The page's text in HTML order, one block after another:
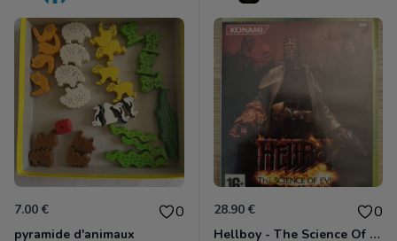
7.00 € 0
pyramide d'animaux
28.90 € 0
Hellboy - The Science Of Evil Xbox 360